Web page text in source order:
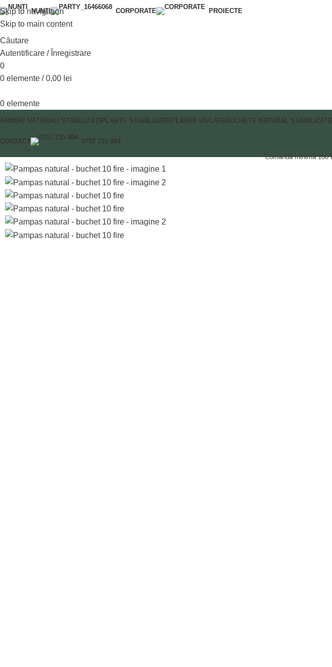
Skip to navigation
Skip to main content
NUNȚI CORPORATE PROIECTE
Căutare
Autentificare / Înregistrare
0
0 elemente / 0,00 lei
0 elemente
ARBORI NATURALI STABILIZAȚI PLANTE STABILIZATEPLANTE USCATEBUCHETE NATURAL STABILIZATE
CONTACT 0757 735 804
Comandă minimă 100